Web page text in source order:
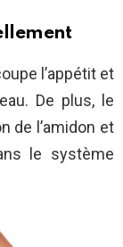
l’appétit et
De plus, le
de l’amidon et
le système